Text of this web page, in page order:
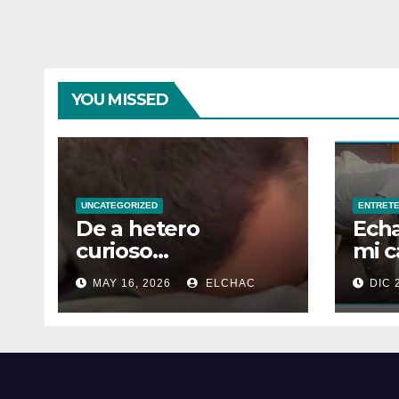
YOU MISSED
UNCATEGORIZED
De a hetero
curioso…
MAY 16, 2026 ELCHAC
mi
por
DIC